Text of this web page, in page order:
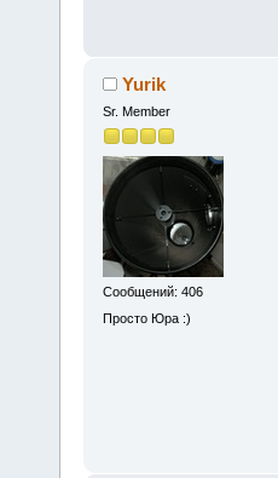
Yurik
Sr. Member
Сообщений: 406
Просто Юра :)